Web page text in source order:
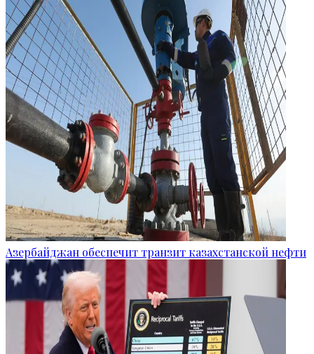
Азербайджан обеспечит транзит казахстанской нефти